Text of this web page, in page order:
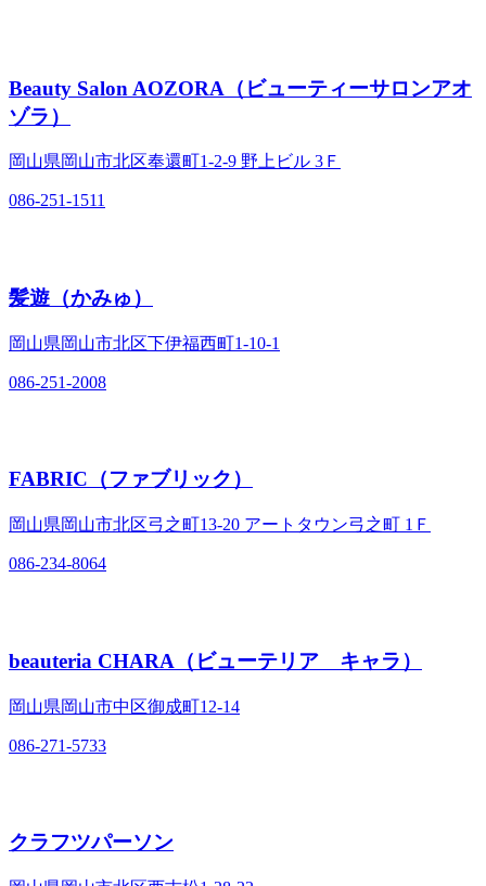
Beauty Salon AOZORA（ビューティーサロンアオ
ゾラ）
岡山県岡山市北区奉還町1‐2‐9 野上ビル 3Ｆ
086-251-1511
髪遊（かみゅ）
岡山県岡山市北区下伊福西町1‐10‐1
086-251-2008
FABRIC（ファブリック）
岡山県岡山市北区弓之町13‐20 アートタウン弓之町 1Ｆ
086-234-8064
beauteria CHARA（ビューテリア キャラ）
岡山県岡山市中区御成町12‐14
086-271-5733
クラフツパーソン